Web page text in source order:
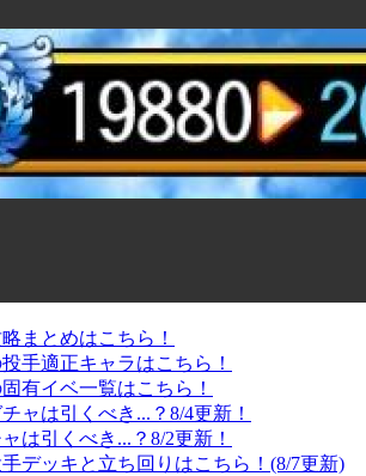
まとめはこちら！
手適正キャラはこちら！
有イベ一覧はこちら！
ャは引くべき...？8/4更新！
は引くべき...？8/2更新！
デッキと立ち回りはこちら！(8/7更新)